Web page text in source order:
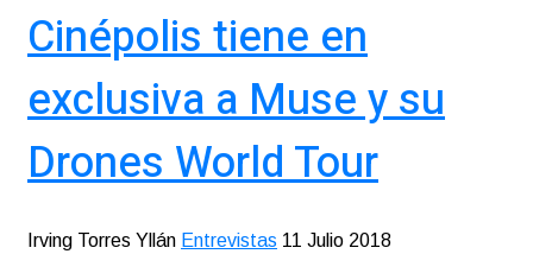
Cinépolis tiene en
exclusiva a Muse y su
Drones World Tour
Irving Torres Yllán Entrevistas 11 Julio 2018